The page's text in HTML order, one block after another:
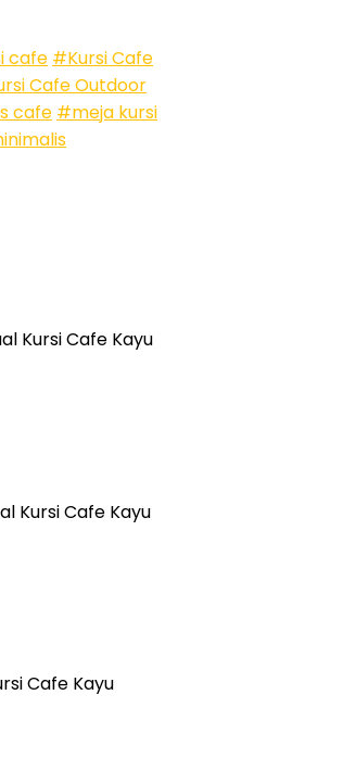
cafe #Kursi Cafe
Cafe Outdoor
cafe #meja kursi
Kursi Cafe Kayu
Kursi Cafe Kayu
Cafe Kayu